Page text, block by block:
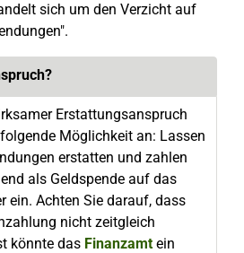
sich um den Verzicht auf
Erstattungsanspruch
Möglichkeit an: Lassen
erstatten und zahlen
als Geldspende auf das
ein. Achten Sie darauf, dass
nicht zeitgleich
könnte das Finanzamtein